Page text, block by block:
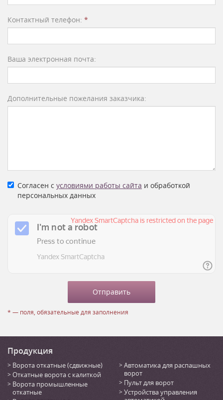
Контактный телефон: *
Ваша электронная почта:
Дополнительные пожелания заказчика:
Согласен с условиями работы сайта и обработкой
персональных данных
* — поля, обязательные для заполнения
Продукция
Ворота откатные (сдвижные)
Откатные ворота с калиткой
Ворота промышленные
откатные
Автоматика для распашных
ворот
Пульт для ворот
Устройства управления